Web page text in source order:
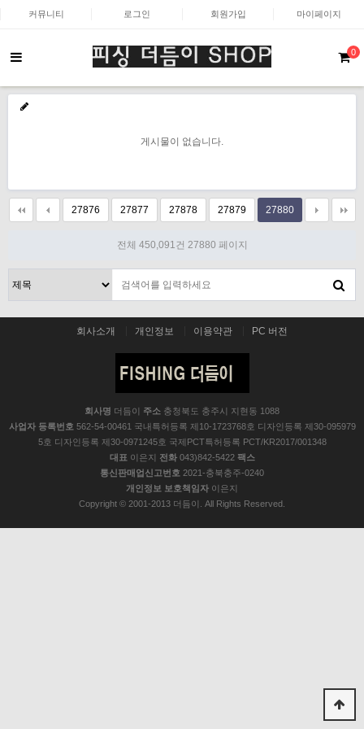
커뮤니티 로그인 회원가입 마이페이지
0
게시물이 없습니다.
27876 27877 27878 27879 27880
전체 450,091건 27880 페이지
회사소개 개인정보 이용약관 PC 버전
회사명 더듬이 주소 충청북도 충주시 지현동 1088
사업자 등록번호 562-54-00461 국내특허등록 제10-1723768호 디자인등록 제30-095979
5호 디자인등록 제30-0971245호 국제PCT특허등록 PCT/KR2017/001348
대표 이은지 전화043)842-5422 팩스
통신판매업신고번호 2021-충북충주-0240
개인정보 보호책임자 이은지
Copyright © 2001-2013 더듬이. All Rights Reserved.